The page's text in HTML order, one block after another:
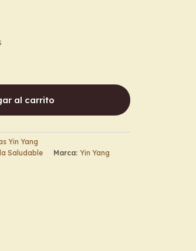
al carrito
Yin Yang
Saludable Marca: Yin Yang